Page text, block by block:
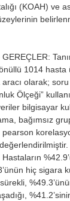
(KOAH) ve
1014 hasta
olarak;
Ölçeği”
bilgisayar
bağımsız
pearson
hiç sigara